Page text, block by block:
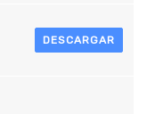
DESCARGAR